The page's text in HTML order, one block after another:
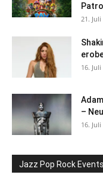
21. Juli
16.
–
16.
Jazz Pop Rock